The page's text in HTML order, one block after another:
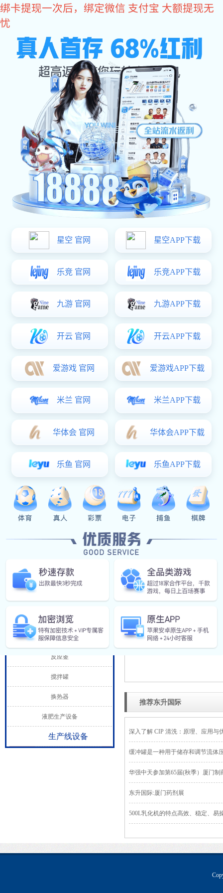
东升国际
欢迎访问东升国际设备(北京)有限公司官方网站
网站东升国际
关于东升国际 东升国际:
东升国际 中心
东升国际 中心
生化制药设备
储罐设备
过滤干燥设备
食（乳）品工程
发酵罐
杀菌设备
酶解罐
CIP清洗
乳化机
精细化工设备
反应釜
搅拌罐
换热器
液肥生产设备
生产线设备
杀菌设备
一、 UHT管式杀菌机设备
管式超高温瞬时杀菌系统充
万无一失;杀菌安全高效可靠
温杀菌，最后冷却到灌装温
却水作为介质，温控精度高。
上一篇：UHT板式杀菌机
下一篇：盘管式灭菌机
推荐东升国际
深入了解 CIP 清洗：原理、应用与
缓冲罐是一种用于储存和调节流体
华强中天参加第65届(秋季）厦门制
东升国际:厦门药剂展
500L乳化机的特点高效、稳定、易